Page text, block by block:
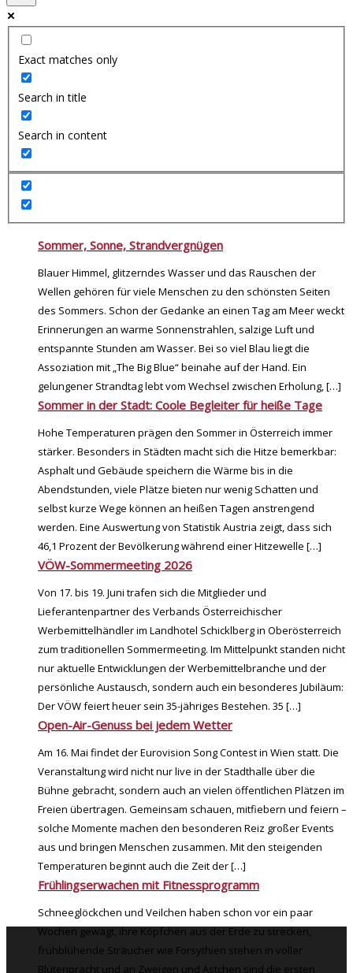
Exact matches only
Search in title
Search in content
Sommer, Sonne, Strandvergnügen
Blauer Himmel, glitzerndes Wasser und das Rauschen der
Wellen gehören für viele Menschen zu den schönsten Seiten
des Sommers. Schon der Gedanke an einen Tag am Meer weckt
Erinnerungen an warme Sonnenstrahlen, salzige Luft und
entspannte Stunden am Wasser. Bei so viel Blau liegt die
Assoziation mit „The Big Blue“ beinahe auf der Hand. Ein
gelungener Strandtag lebt vom Wechsel zwischen Erholung,[…]
Sommer in der Stadt: Coole Begleiter für heiße Tage
Hohe Temperaturen prägen den Sommer in Österreich immer
stärker. Besonders in Städten macht sich die Hitze bemerkbar:
Asphalt und Gebäude speichern die Wärme bis in die
Abendstunden, viele Plätze bieten nur wenig Schatten und
selbst kurze Wege können an heißen Tagen anstrengend
werden. Eine Auswertung von Statistik Austria zeigt, dass sich
46,1 Prozent der Bevölkerung während einer Hitzewelle […]
VÖW-Sommermeeting 2026
Von 17. bis 19. Juni trafen sich die Mitglieder und
Lieferantenpartner des Verbands Österreichischer
Werbemittelhändler im Landhotel Schicklberg in Oberösterreich
zum traditionellen Sommermeeting. Im Mittelpunkt standen nicht
nur aktuelle Entwicklungen der Werbemittelbranche und der
persönliche Austausch, sondern auch ein besonderes Jubiläum:
Der VÖW feiert heuer sein 35-jähriges Bestehen. 35 […]
Open-Air-Genuss bei jedem Wetter
Am 16. Mai findet der Eurovision Song Contest in Wien statt. Die
Veranstaltung wird nicht nur live in der Stadthalle über die
Bühne gebracht, sondern auch an vielen öffentlichen Plätzen im
Freien übertragen. Gemeinsam schauen, mitfiebern und feiern –
solche Momente machen den besonderen Reiz großer Events
aus und bringen Menschen zusammen. Mit den steigenden
Temperaturen beginnt auch die Zeit der[…]
Frühlingserwachen mit Fitnessprogramm
Schneeglöckchen und Veilchen haben schon vor ein paar
Wochen gewagt, ihre Köpfchen aus der Erde zu strecken,
frühblühende Sträucher wie Forsythien stehen in voller
Blütenpracht und an Zweigen und Ästchen sind die ersten